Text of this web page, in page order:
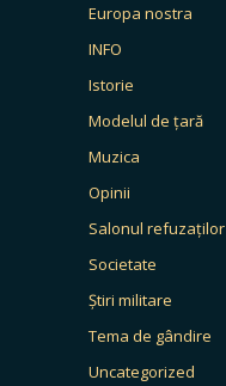
Europa nostra
INFO
Istorie
Modelul de țară
Muzica
Opinii
Salonul refuzaților
Societate
Știri militare
Tema de gândire
Uncategorized